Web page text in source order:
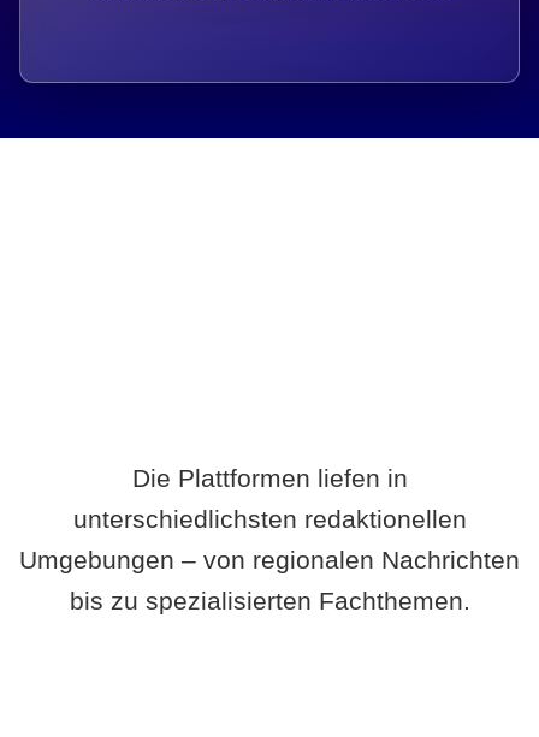
Die Plattformen liefen in
unterschiedlichsten redaktionellen
Umgebungen – von regionalen Nachrichten
bis zu spezialisierten Fachthemen.